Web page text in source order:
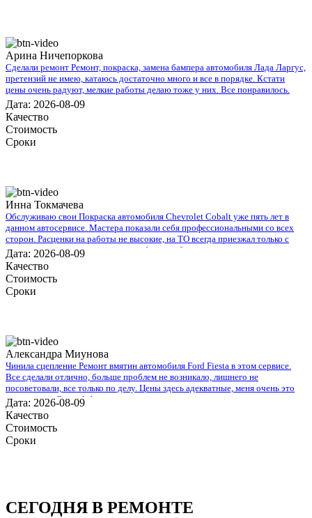
Арина Ничепоркова
Сделали ремонт Ремонт, покраска, замена бампера автомобиля Лада Ларгус,
претензий не имею, катаюсь достаточно много и все в порядке. Кстати
цены очень радуют, мелкие работы делаю тоже у них. Все понравилось.
Дата: 2026-08-09
Качество
Стоимость
Сроки
Инна Токмачева
Обслуживаю свои Покраска автомобиля Chevrolet Cobalt уже пять лет в
данном автосервисе. Мастера показали себя профессиональными со всех
сторон. Расценки на работы не высокие, на ТО всегда приезжал только с
деньгами, а все расходники, масла, фильтра брал со склада, масла только
оригиналы, в коробку тоже. Делал ремонт подвески, без замечаний.
Хороший сервис.
Дата: 2026-08-09
Качество
Стоимость
Сроки
Александра Миунова
Чинила сцепление Ремонт вмятин автомобиля Ford Fiesta в этом сервисе.
Все сделали отлично, больше проблем не возникало, лишнего не
посоветовали, все только по делу. Цены здесь адекватные, меня очень это
порадовало. Спасибо!
Дата: 2026-08-09
Качество
Стоимость
Сроки
СЕГОДНЯ В РЕМОНТЕ